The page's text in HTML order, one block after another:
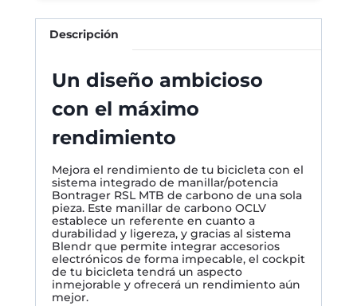
Descripción
Un diseño ambicioso
con el máximo
rendimiento
Mejora el rendimiento de tu bicicleta con el
sistema integrado de manillar/potencia
Bontrager RSL MTB de carbono de una sola
pieza. Este manillar de carbono OCLV
establece un referente en cuanto a
durabilidad y ligereza, y gracias al sistema
Blendr que permite integrar accesorios
electrónicos de forma impecable, el cockpit
de tu bicicleta tendrá un aspecto
inmejorable y ofrecerá un rendimiento aún
mejor.